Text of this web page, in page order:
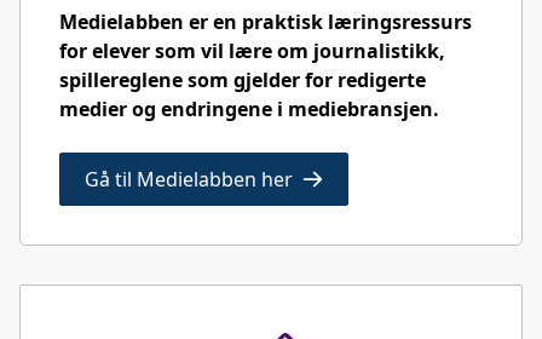
Medielabben er en praktisk læringsressurs
for elever som vil lære om journalistikk,
spillereglene som gjelder for redigerte
medier og endringene i mediebransjen.
Gå til Medielabben her